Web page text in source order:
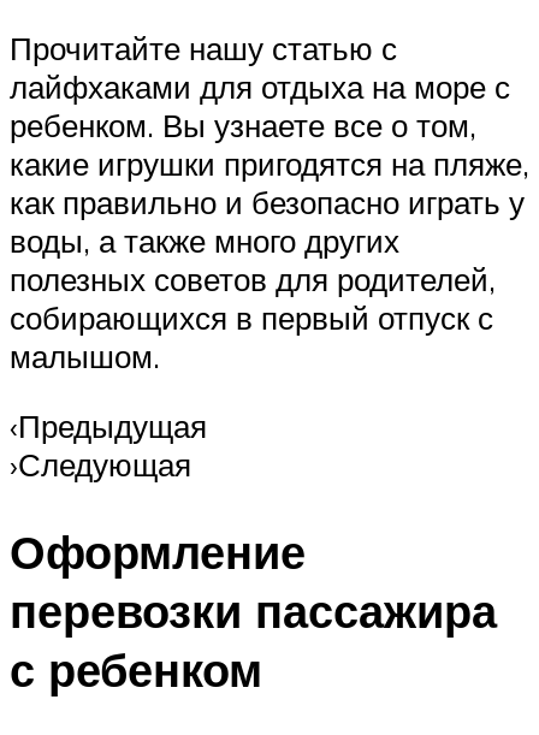
Прочитайте нашу статью с
лайфхаками для отдыха на море с
ребенком. Вы узнаете все о том,
какие игрушки пригодятся на пляже,
как правильно и безопасно играть у
воды, а также много других
полезных советов для родителей,
собирающихся в первый отпуск с
малышом.
‹Предыдущая
›Следующая
Оформление
перевозки пассажира
с ребенком